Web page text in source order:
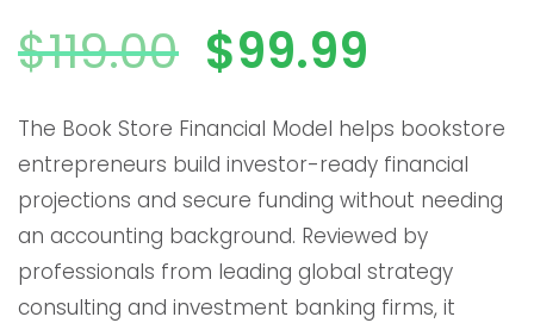
$119.00
Preis
war:
$119.00
$99.99
Preis
ist:
The Book Store Financial Model helps bookstore
entrepreneurs build investor-ready financial
projections and secure funding without needing
an accounting background. Reviewed by
professionals from leading global strategy
consulting and investment banking firms, it